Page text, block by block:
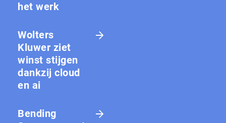
het werk
Wolters
Kluwer ziet
winst stijgen
dankzij cloud
en ai
Bending